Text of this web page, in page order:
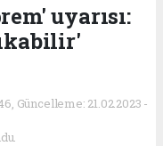
uyarısı:
Güncelleme: 21.02.2023 -